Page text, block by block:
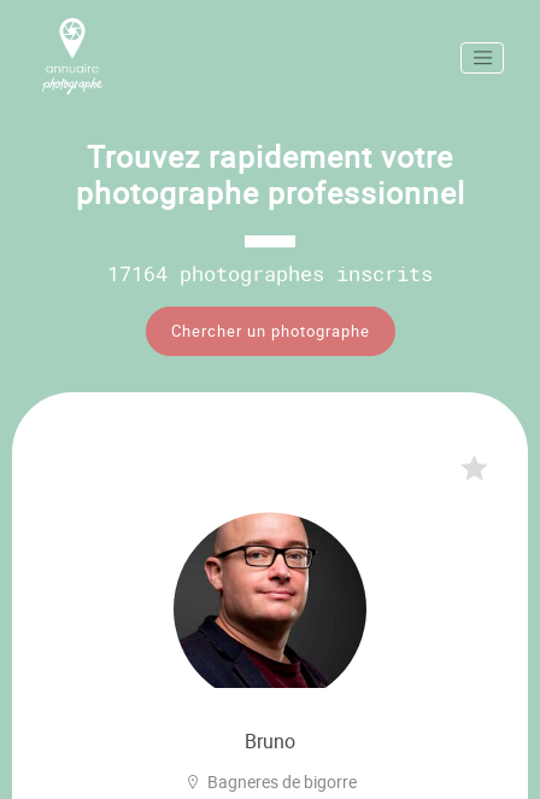
Trouvez rapidement votre
photographe professionnel
17164 photographes inscrits
Chercher un photographe
Bruno
Bagneres de bigorre